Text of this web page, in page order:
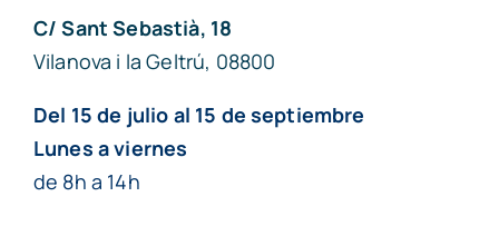
C/ Sant Sebastià, 18
Vilanova i la Geltrú, 08800
Del 15 de julio al 15 de septiembre
Lunes a viernes
de 8h a 14h